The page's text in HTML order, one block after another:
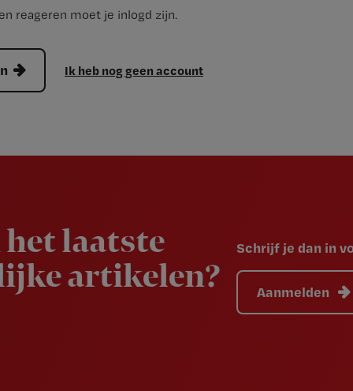
reageren moet je inlogd zijn.
Ik heb nog geen account
laatste
artikelen?
Schrijf je dan in
Aanmelden